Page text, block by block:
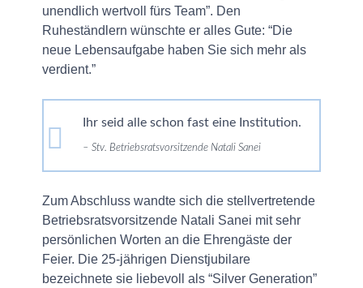
unendlich wertvoll fürs Team”. Den
Ruheständlern wünschte er alles Gute: “Die
neue Lebensaufgabe haben Sie sich mehr als
verdient.”
Ihr seid alle schon fast eine Institution.
Stv. Betriebsratsvorsitzende Natali Sanei
Zum Abschluss wandte sich die stellvertretende
Betriebsratsvorsitzende Natali Sanei mit sehr
persönlichen Worten an die Ehrengäste der
Feier. Die 25-jährigen Dienstjubilare
bezeichnete sie liebevoll als “Silver Generation”